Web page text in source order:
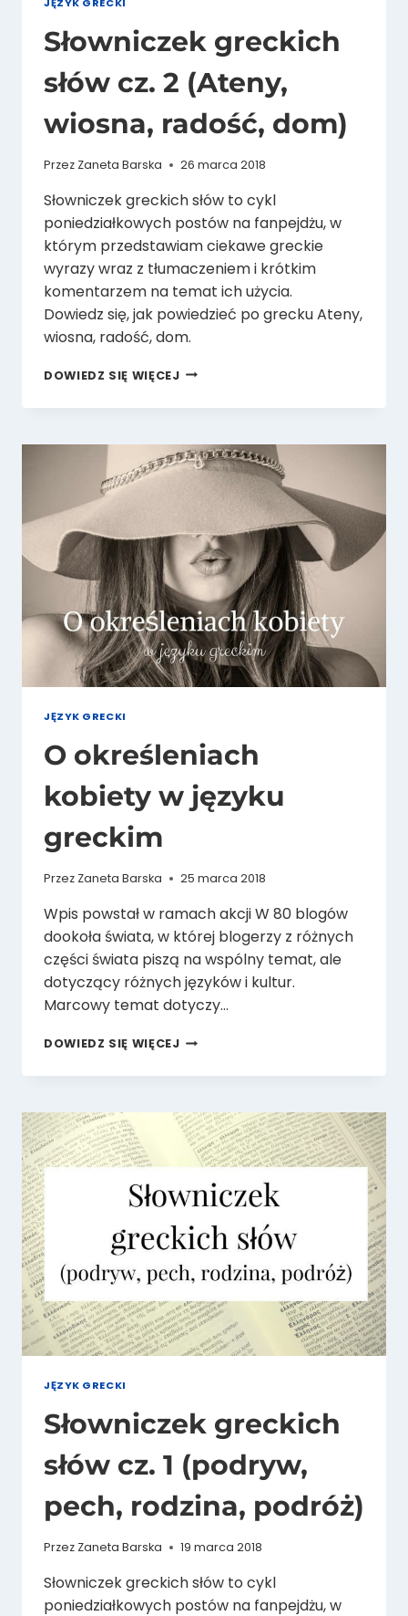
Słowniczek greckich
słów cz. 2 (Ateny,
wiosna, radość, dom)
Przez Zaneta Barska 26 marca 2018
Słowniczek greckich słów to cykl
poniedziałkowych postów na fanpejdżu, w
którym przedstawiam ciekawe greckie
wyrazy wraz z tłumaczeniem i krótkim
komentarzem na temat ich użycia.
Dowiedz się, jak powiedzieć po grecku Ateny,
wiosna, radość, dom.
DOWIEDZ SIĘ WIĘCEJSŁOWNICZEK
SŁÓW
2
(ATENY,
WIOSNA,
RADOŚĆ,
JĘZYK GRECKI
O określeniach
kobiety w języku
greckim
Przez Zaneta Barska 25 marca 2018
Wpis powstał w ramach akcji W 80 blogów
dookoła świata, w której blogerzy z różnych
części świata piszą na wspólny temat, ale
dotyczący różnych języków i kultur.
Marcowy temat dotyczy…
DOWIEDZ SIĘ WIĘCEJO
KOBIETY
JĘZYKU
GRECKIM
JĘZYK GRECKI
Słowniczek greckich
słów cz. 1 (podryw,
pech, rodzina, podróż)
Przez Zaneta Barska 19 marca 2018
Słowniczek greckich słów to cykl
poniedziałkowych postów na fanpejdżu, w